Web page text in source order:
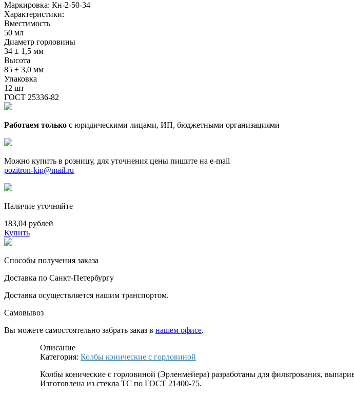
Маркировка: Кн-2-50-34
Характеристики:
Вместимость
50 мл
Диаметр горловины
34 ± 1,5 мм
Высота
85 ± 3,0 мм
Упаковка
12 шт
ГОСТ 25336-82
Работаем только с юридическими лицами, ИП, бюджетными организациями
Можно купить в розницу, для уточнения цены пишите на e-mail
pozitron-kip@mail.ru
Наличие уточняйте
183,04 рублей
Купить
Способы получения заказа
Доставка по Санкт-Петербургу
Доставка осуществляется нашим транспортом.
Самовывоз
Вы можете самостоятельно забрать заказ в нашем офисе.
Описание
Категория: Колбы конические с горловиной
Колбы конические с горловиной (Эрленмейера) разработаны для фильтрования,
Изготовлена из стекла ТС по ГОСТ 21400-75.